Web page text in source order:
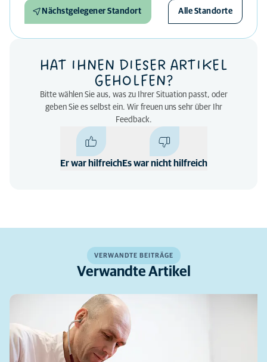
Nächstgelegener Standort Alle Standorte
HAT IHNEN DIESER ARTIKEL
GEHOLFEN?
Bitte wählen Sie aus, was zu Ihrer Situation passt, oder
geben Sie es selbst ein. Wir freuen uns sehr über Ihr
Feedback.
Er war hilfreichEs war nicht hilfreich
VERWANDTE BEITRÄGE
Verwandte Artikel